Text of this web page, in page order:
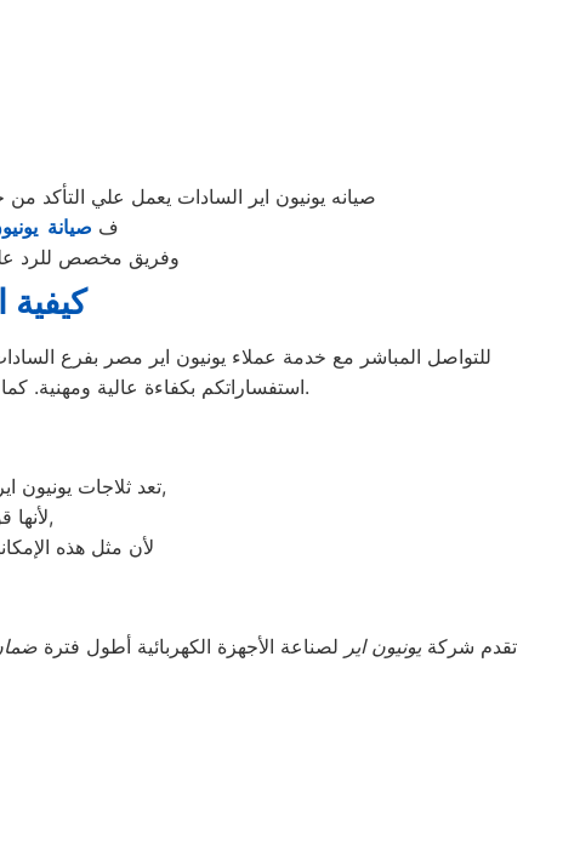
صيانه يونيون اير السادات يعمل علي
ف صيانة
وفريق مخصص للرد علي كافة اسئلتكم علي
كيفية
للتواصل المباشر مع خدمة عملاء يونيون اير مصر بفرع
استفساراتكم بكفاءة عالية ومهنية. كما يمكنك أيضًا زيارة الموقع الرسمي ليونيون اير مصر للحصول على معلومات إضافية حول الخدمات المقدمة.
تعد ثلاجات يونيون اير هي أهم الأجهزة الكهربائية التي توفرها الشركة و أكثرها مبيعاً بين بقية المنتجات الأخرى,
لأنها قوية جداً في عمليات التبريد و تتضمن بعض التقنيات المتميزة كتقنية الانفلتر,
لأن مثل هذه
تقدم شركةيونيون اير لصناعة الأجهزة الكهربائية أطول فترة